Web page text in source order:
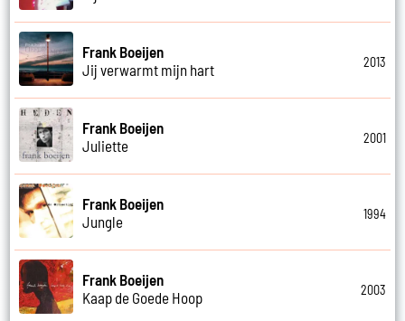
Frank Boeijen
Jij verwarmt mijn hart
2013
Frank Boeijen
Juliette
2001
Frank Boeijen
Jungle
1994
Frank Boeijen
Kaap de Goede Hoop
2003